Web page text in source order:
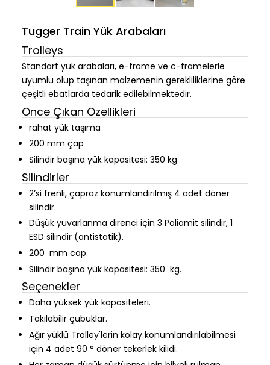
Tugger Train Yük Arabaları
Trolleys
Standart yük arabaları, e-frame ve c-framelerle
uyumlu olup taşınan malzemenin gerekliliklerine göre
çeşitli ebatlarda tedarik edilebilmektedir.
Önce Çıkan Özellikleri
rahat yük taşıma
200 mm çap
Silindir başına yük kapasitesi: 350 kg
Silindirler
2’si frenli, çapraz konumlandırılmış 4 adet döner
silindir.
Düşük yuvarlanma direnci için 3 Poliamit silindir, 1
ESD silindir (antistatik).
200 mm cap.
Silindir başına yük kapasitesi: 350 kg.
Seçenekler
Daha yüksek yük kapasiteleri.
Takılabilir çubuklar.
Ağır yüklü Trolley'lerin kolay konumlandırılabilmesi
için 4 adet 90 ° döner tekerlek kilidi.